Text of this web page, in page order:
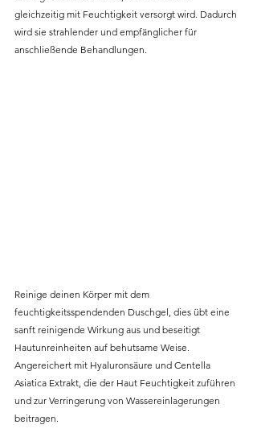
gleichzeitig mit Feuchtigkeit versorgt wird. Dadurch
wird sie strahlender und empfänglicher für
anschließende Behandlungen.
Reinige deinen Körper mit dem
feuchtigkeitsspendenden Duschgel, dies übt eine
sanft reinigende Wirkung aus und beseitigt
Hautunreinheiten auf behutsame Weise.
Angereichert mit Hyaluronsäure und Centella
Asiatica Extrakt, die der Haut Feuchtigkeit zuführen
und zur Verringerung von Wassereinlagerungen
beitragen.